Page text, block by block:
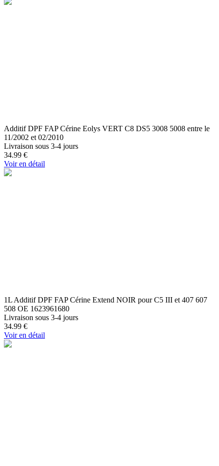
Additif DPF FAP Cérine Eolys VERT C8 DS5 3008 5008 entre le
11/2002 et 02/2010
Livraison sous 3-4 jours
34.99 €
Voir en détail
1L Additif DPF FAP Cérine Extend NOIR pour C5 III et 407 607
508 OE 1623961680
Livraison sous 3-4 jours
34.99 €
Voir en détail